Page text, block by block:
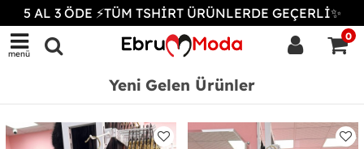
5 AL 3 ÖDE ⚡TÜM TSHİRT ÜRÜNLERDE GEÇERLİ✨
menü
0
Yeni Gelen Ürünler